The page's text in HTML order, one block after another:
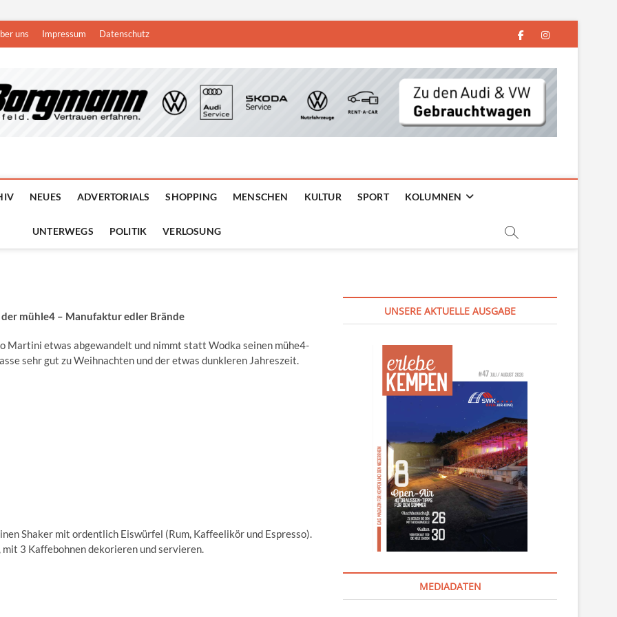
uns Impressum Datenschutz facebookinstagram
NIEDERRHEIN
NEUES ADVERTORIALS SHOPPING MENSCHEN KULTUR SPORT KOLUMNEN
UNTERWEGS POLITIK VERLOSUNG
mühle4 – Manufaktur edler Brände
Martini etwas abgewandelt und nimmt statt Wodka seinen mühe4-
sehr gut zu Weihnachten und der etwas dunkleren Jahreszeit.
Shaker mit ordentlich Eiswürfel (Rum, Kaffeelikör und Espresso).
3 Kaffebohnen dekorieren und servieren.
UNSERE AKTUELLE AUSGABE
MEDIADATEN